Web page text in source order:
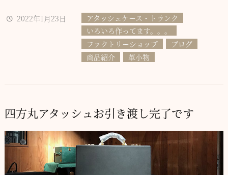
2022年1月23日
アタッシュケース・トランク
いろいろ作ってます。。。
ファクトリーショップ
ブログ
商品紹介
革小物
四方丸アタッシュお引き渡し完了です